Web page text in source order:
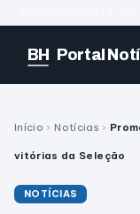
BH Portal
Início › Notícias ›
vitórias da Seleção
NOTÍCIAS